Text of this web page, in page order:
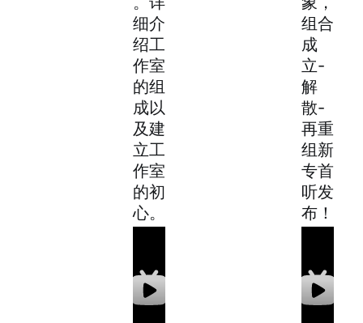
细介
绍工
作室
的组
成以
及建
立工
作室
的初
心。
组合
成
立-
解
散-
再重
组新
专首
听发
布！